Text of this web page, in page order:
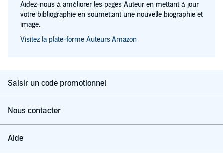
Aidez-nous à améliorer les pages Auteur en mettant à jour
votre bibliographie en soumettant une nouvelle biographie et
image.
Visitez la plate-forme Auteurs Amazon
Saisir un code promotionnel
Nous contacter
Aide